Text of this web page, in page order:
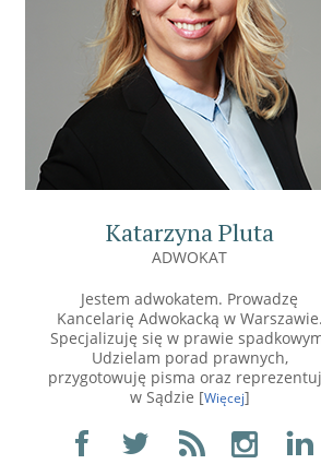
Katarzyna Pluta
ADWOKAT
Jestem adwokatem. Prowadzę
Kancelarię Adwokacką w Warszawie.
Specjalizuję się w prawie
Udzielam porad prawnych,
przygotowuję pisma oraz
w Sądzie [Więcej]